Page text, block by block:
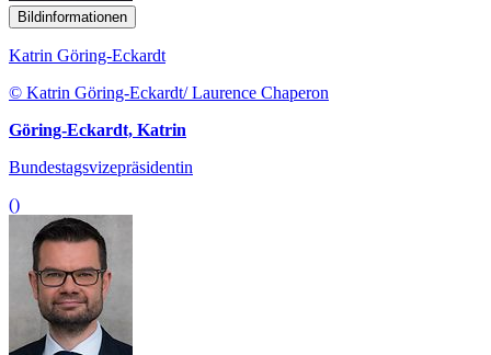
Bildinformationen
Katrin Göring-Eckardt
© Katrin Göring-Eckardt/ Laurence Chaperon
Göring-Eckardt, Katrin
Bundestagsvizepräsidentin
()